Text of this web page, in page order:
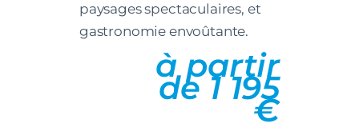
paysages spectaculaires, et
gastronomie envoûtante.
à partir
de 1 195
€